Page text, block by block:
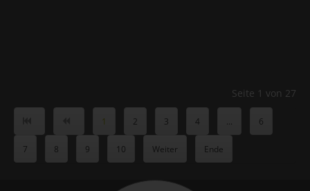
Seite 1 von 27
1 2 3 4 ... 6
7 8 9 10 Weiter Ende